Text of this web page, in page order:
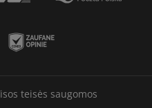
teisės saugomos